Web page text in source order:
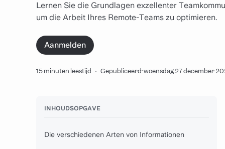
Lernen Sie die Grundlagen exzellenter
um die Arbeit Ihres Remote-Teams zu optimieren.
Aanmelden
15 minuten leestijd · Gepubliceerd: woensdag 27 december
INHOUDSOPGAVE
Die verschiedenen Arten von Informationen